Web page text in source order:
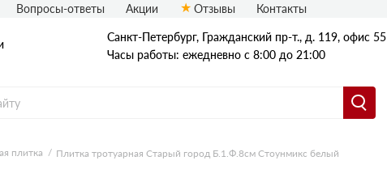
Санкт-Петербург, Граждaнский пр-т., д. 119, офис 55
Часы работы: ежедневно с 8:00 до 21:00
Вопросы-ответы Акции Отзывы Контакты
плитка Плитка тротуарная Старый город Б.1.Ф.8см Стоунмикс белый